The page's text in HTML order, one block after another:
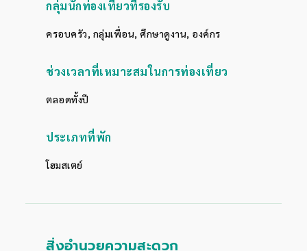
กลุ่มนักท่องเที่ยวที่รองรับ
ครอบครัว, กลุ่มเพื่อน,ศึกษาดูงาน, องค์กร
ช่วงเวลาที่เหมาะสมในการท่องเที่ยว
ตลอดทั้งปี
ประเภทที่พัก
โฮมสเตย์
สิ่งอำนวยความสะดวก